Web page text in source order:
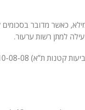
כאשר מדובר
למתן רשות ערעור.
ת”א) 9010-08-08